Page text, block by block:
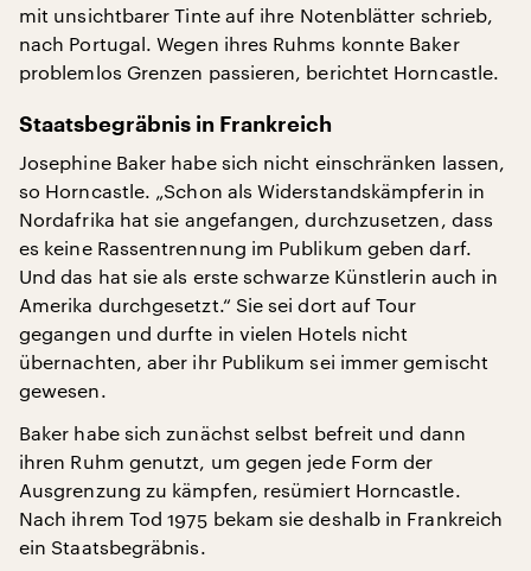
mit unsichtbarer Tinte auf ihre Notenblätter schrieb,
nach Portugal. Wegen ihres Ruhms konnte Baker
problemlos Grenzen passieren, berichtet Horncastle.
Staatsbegräbnis in Frankreich
Josephine Baker habe sich nicht einschränken lassen,
so Horncastle. „Schon als Widerstandskämpferin in
Nordafrika hat sie angefangen, durchzusetzen, dass
es keine Rassentrennung im Publikum geben darf.
Und das hat sie als erste schwarze Künstlerin auch in
Amerika durchgesetzt.“ Sie sei dort auf Tour
gegangen und durfte in vielen Hotels nicht
übernachten, aber ihr Publikum sei immer gemischt
gewesen.
Baker habe sich zunächst selbst befreit und dann
ihren Ruhm genutzt, um gegen jede Form der
Ausgrenzung zu kämpfen, resümiert Horncastle.
Nach ihrem Tod 1975 bekam sie deshalb in Frankreich
ein Staatsbegräbnis.